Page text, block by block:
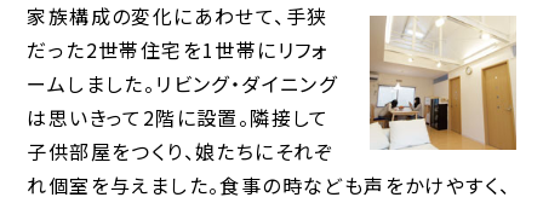
家族構成の変化にあわせて、手狭
だった2世帯住宅を1世帯にリフォ
ームしました。リビング・ダイニング
は思いきって2階に設置。隣接して
子供部屋をつくり、娘たちにそれぞ
れ個室を与えました。食事の時なども声をかけやすく、